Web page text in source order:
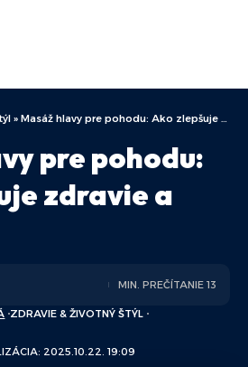
» Masáž hlavy pre pohodu: Ako zlepšuje zdravie a náladu
pre pohodu:
zdravie a
2025.10.22. 19:09
ZDRAVIE & ŽIVOTNÝ ŠTÝL
MIN. PREČÍTANIE 13